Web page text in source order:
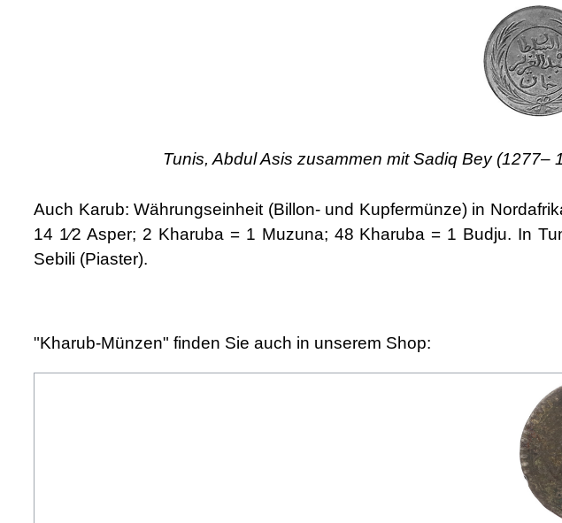
Tunis, Abdul Asis zusammen mit Sadiq Bey
Auch Karub: Währungseinheit (Billon- und Kupfermünze) in
14 1⁄2 Asper; 2 Kharuba = 1 Muzuna; 48 Kharuba = 1 Budju. In
Sebili (Piaster).
"Kharub-Münzen" finden Sie auch in unserem Shop: